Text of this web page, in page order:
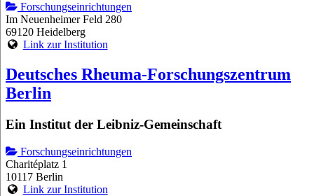
Forschungseinrichtungen
Im Neuenheimer Feld 280
69120 Heidelberg
Link zur Institution
Deutsches Rheuma-Forschungszentrum
Berlin
Ein Institut der Leibniz-Gemeinschaft
Forschungseinrichtungen
Charitéplatz 1
10117 Berlin
Link zur Institution